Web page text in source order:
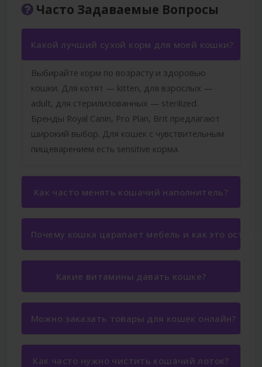
Часто Задаваемые Вопросы
Какой лучший сухой корм для моей кошки?
Выбирайте корм по возрасту и здоровью
кошки. Для котят — kitten, для взрослых —
adult, для стерилизованных — sterilized.
Бренды Royal Canin, Pro Plan, Brit предлагают
широкий выбор. Для кошек с чувствительным
пищеварением есть sensitive корма.
Как часто менять кошачий наполнитель?
Почему кошка царапает мебель и как это
Какие витамины давать кошке?
Можно заказать товары для кошек онлайн?
Как часто нужно чистить кошачий лоток?